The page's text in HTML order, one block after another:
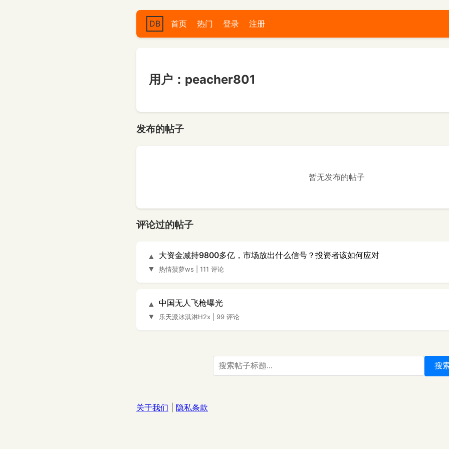
DB 首页 热门 登录 注册
用户：peacher801
发布的帖子
暂无发布的帖子
评论过的帖子
▲
▼
大资金减持9800多亿，市场放出什么信号？投资者该如何应对
热情菠萝ws 111 评论
▲
▼
中国无人飞枪曝光
乐天派冰淇淋H2x 99 评论
搜
关于我们 隐私条款